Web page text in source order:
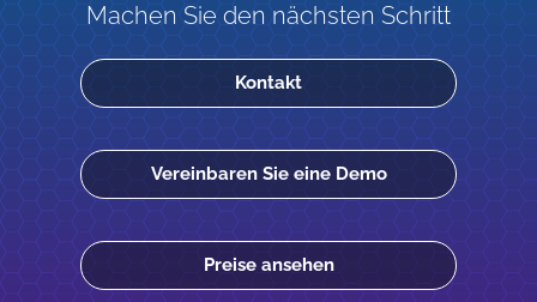
Machen Sie den nächsten Schritt
Kontakt
Vereinbaren Sie eine Demo
Preise ansehen